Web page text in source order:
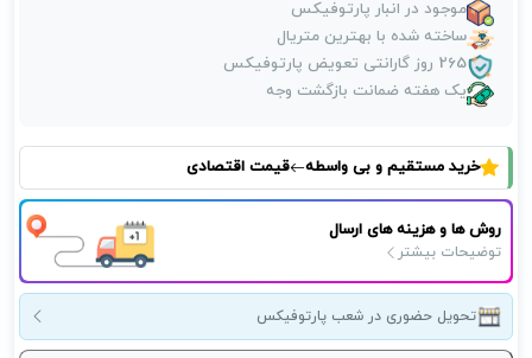
موجود در انبار پارتوفیکس
ساخته شده با بهترین متریال
265 روز گارانتی تعویض پارتوفیکس
یک هفته ضمانت بازگشت وجه
خرید مستقیم و بی واسطه قیمت اقتصادی
روش ها و هزینه های ارسال
توضیحات بیشتر
تحویل حضوری در شعب پارتوفیکس